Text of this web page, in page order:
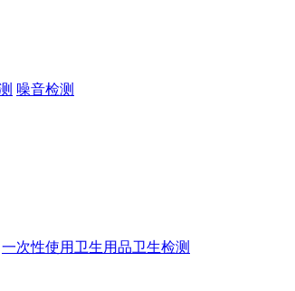
噪音检测
一次性使用卫生用品卫生检测